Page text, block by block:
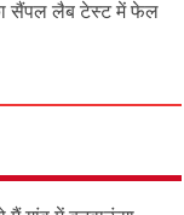
सैंपल लैब टेस्ट में फेल